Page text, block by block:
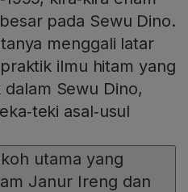
pada Sewu Dino.
menggali latar
ilmu hitam yang
Sewu Dino,
asal‑usul
utama yang
Janur Ireng dan